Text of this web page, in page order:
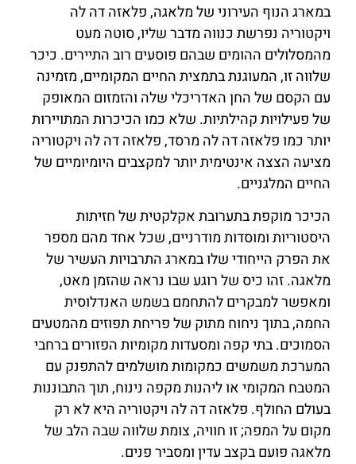
במארג הנוף העירוני של מלאגה, פלאזה דה לה
ויקטוריה נפרשת כנווה מדבר שליו, סוטה מעט
מהמסלולים ההומים שבהם פוסעים רוב התיירים. כיכר
שלווה זו, המעוגנת בתמצית החיים המקומיים, מזמינה
עם הקסם של החן האדריכלי שלה והזמזום המאופק
של פעילויות קהילתיות. שלא כמו הכיכרות המתויירות
יותר כמו פלאזה דה לה מרסד, פלאזה דה לה ויקטוריה
מציעה הצצה אינטימית יותר למקצבים היומיומיים של
החיים המלגניים.
הכיכר מוקפת בתערובת אקלקטית של חזיתות
היסטוריות ומוסדות מודרניים, שכל אחד מהם מספר
את הפרק הייחודי שלו במארג התרבויות העשיר של
מלאגה. זהו כיס של רוגע שבו נראה שהזמן מאט,
ומאפשר למבקרים להתחמם בשמש האנדלוסית
החמה, בתוך ניחוח מתוק של פריחת תפוזים מהמטעים
הסמוכים. בתי קפה ומסעדות מקומיות הפזורים ברחבי
המערכת משמשים כמקומות מושלמים להתפנק עם
המטבח המקומי או ליהנות מקפה נינוח, תוך התבוננות
בעולם החולף. פלאזה דה לה ויקטוריה היא לא רק
מקום על המפה; זו חוויה, צומת שלווה שבה הלב של
מלאגה פועם בקצב עדין ומסביר פנים.